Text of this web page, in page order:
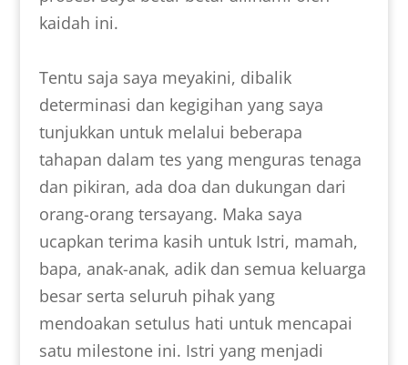
kaidah ini.
Tentu saja saya meyakini, dibalik
determinasi dan kegigihan yang saya
tunjukkan untuk melalui beberapa
tahapan dalam tes yang menguras tenaga
dan pikiran, ada doa dan dukungan dari
orang-orang tersayang. Maka saya
ucapkan terima kasih untuk Istri, mamah,
bapa, anak-anak, adik dan semua keluarga
besar serta seluruh pihak yang
mendoakan setulus hati untuk mencapai
satu milestone ini. Istri yang menjadi